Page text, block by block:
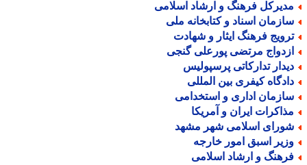
فرهنگ و ارشاد اسلامی
اسناد و کتابخانه ملی
فرهنگ ایثار و شهادت
مرتضی پورعلی گنجی
تدارکاتی پرسپولیس
کیفری بین المللی
اداری و استخدامی
ایران و آمریکا
اسلامی شهر مشهد
اسبق امور خارجه
و ارشاد اسلامی